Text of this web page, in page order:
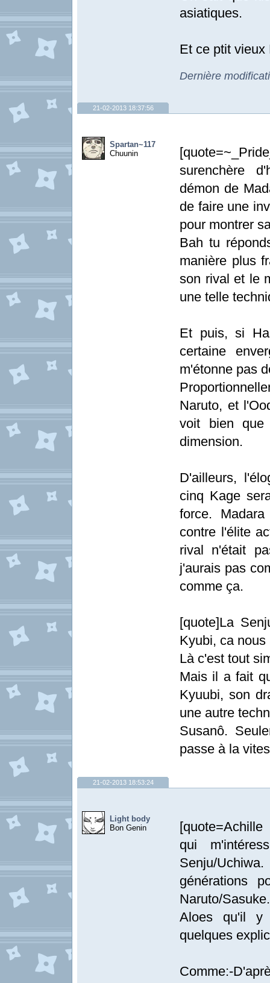
asiatiques.
Et ce ptit vieux
Dernière
21-02-2013 18:37:56
Spartan~117
Chuunin
surenchère
démon de
de faire une
pour montrer
Bah tu
manière plus
son rival et le
une telle
Et puis, si
certaine
m'étonne pas
Naruto, et
voit bien
dimension.
D'ailleurs,
cinq Kage
force.
contre l'élite
rival n'était
j'aurais pas
comme ça.
[quote]La
Kyubi, ca
Là c'est tout
Mais il a fait
Kyuubi, son
une autre
Susanô.
passe à la
21-02-2013 18:53:24
Light body
Bon Genin
qui
Senju/
générations
Naruto/Sasuke.
Aloes qu'il y
quelques
Comme:-